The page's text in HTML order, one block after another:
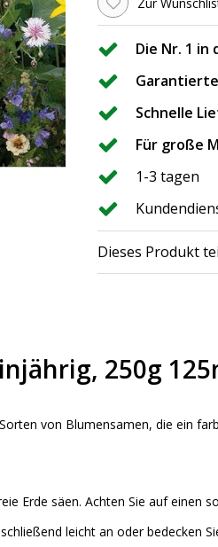
Die Nr. 1 in
Schnelle
Für große
1-3 tagen
Dieses Produkt
250g
von Blumensamen, die ein
Erde säen. Achten Sie auf einen
leicht an oder bedecken